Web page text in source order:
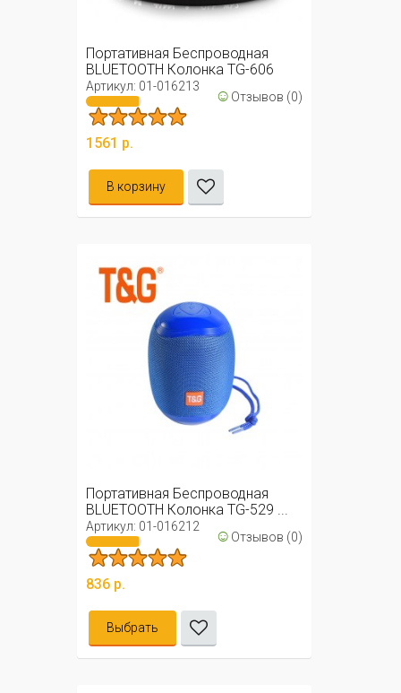
Портативная Беспроводная
BLUETOOTH Колонка TG-606
Артикул: 01-016213 ☺ Отзывов (0)
1561 р.
В корзину
Портативная Беспроводная
BLUETOOTH Колонка TG-529 ...
Артикул: 01-016212 ☺ Отзывов (0)
836 р.
Выбрать